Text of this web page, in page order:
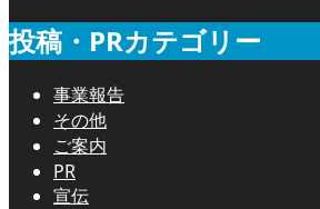
投稿・PRカテゴリー
事業報告
その他
ご案内
PR
宣伝